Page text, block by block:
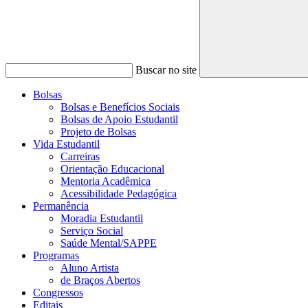
Buscar no site
Bolsas
Bolsas e Benefícios Sociais
Bolsas de Apoio Estudantil
Projeto de Bolsas
Vida Estudantil
Carreiras
Orientação Educacional
Mentoria Acadêmica
Acessibilidade Pedagógica
Permanência
Moradia Estudantil
Serviço Social
Saúde Mental/SAPPE
Programas
Aluno Artista
de Braços Abertos
Congressos
Editais